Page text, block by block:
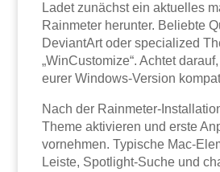
Ladet zunächst ein aktuelles
Rainmeter herunter. Beliebte
DeviantArt oder specialized
„WinCustomize“. Achtet
eurer Windows-Version
Nach der Rainmeter-
Theme aktivieren und erste
vornehmen. Typische Mac-
Leiste, Spotlight-Suche und